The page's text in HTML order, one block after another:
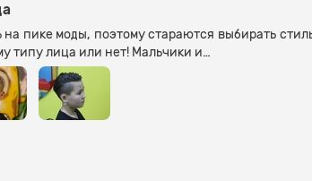
пике моды, поэтому стараются выбирать
типу лица или нет! Мальчики и…